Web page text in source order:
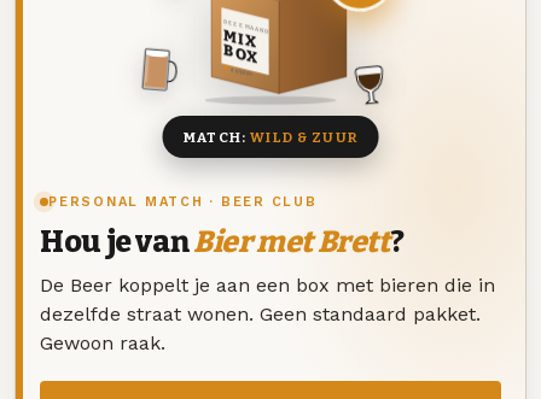
PERSONAL MATCH · BEER CLUB
Hou je vanBier met Brett?
De Beer koppelt je aan een box met bieren die in
dezelfde straat wonen. Geen standaard pakket.
Gewoon raak.
DEZE MAAND
MIX
BOX
8 BIEREN
MATCH:WILD & ZUUR